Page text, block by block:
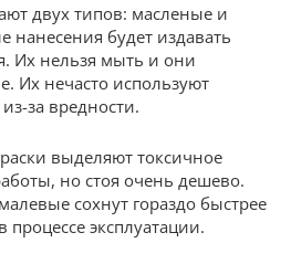
двух типов: масленые и
нанесения будет издавать
Их нельзя мыть и они
Их нечасто используют
за вредности.
выделяют токсичное
но стоя очень дешево.
сохнут гораздо быстрее
процессе эксплуатации.